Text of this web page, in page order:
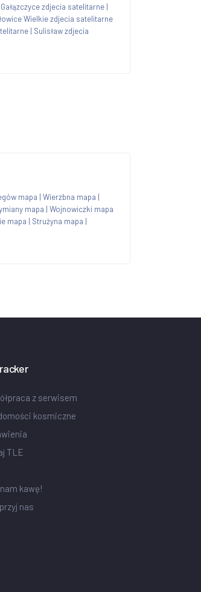
Gałązczyce zdjecia satelitarne |
Wielkie zdjecia satelitarne
| Sulisław zdjecia
mapa | Wierzbna mapa |
mapa | Wojnowiczki mapa
mapa | Strużyna mapa |
z serwisem
kosmiczne
TLE
kawę!
nas